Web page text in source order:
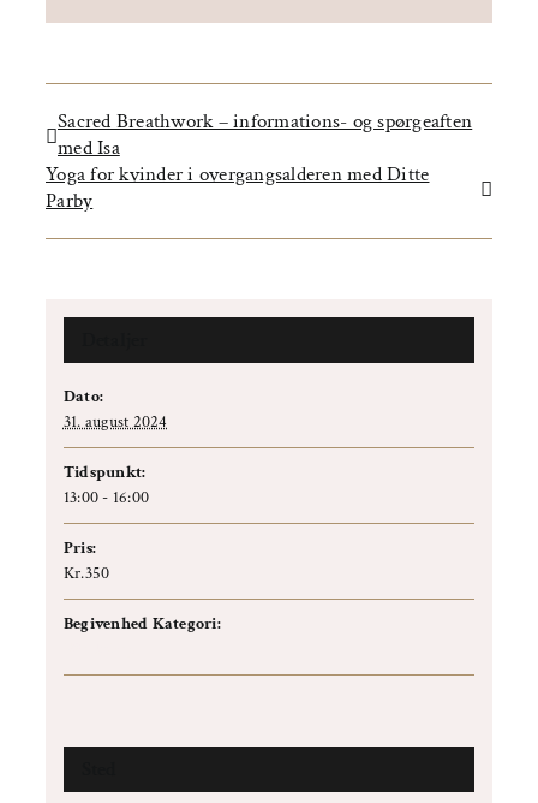
Sacred Breathwork – informations- og spørgeaften
med Isa
Yoga for kvinder i overgangsalderen med Ditte
Parby
Dato:
31. august 2024
Tidspunkt:
13:00 - 16:00
Pris:
Kr.350
Begivenhed Kategori: